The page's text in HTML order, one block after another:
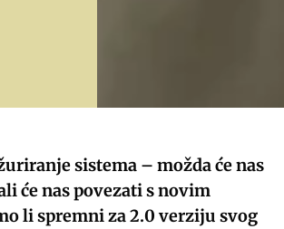
sistema – možda će nas
će nas povezati s novim
li spremni za 2.0 verziju svog